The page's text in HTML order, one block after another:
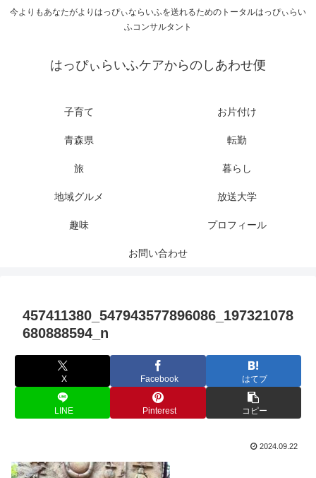
今よりもあなたがよりはっぴぃならいふを送れるためのトータルはっぴぃらい
ふコンサルタント
はっぴぃらいふケアからのしあわせ便
子育て お片付け
青森県 転勤
旅 暮らし
地域グルメ 放送大学
趣味 プロフィール
お問い合わせ
457411380_547943577896086_197321078
680888594_n
X Facebook はてブ
LINE Pinterest コピー
2024.09.22